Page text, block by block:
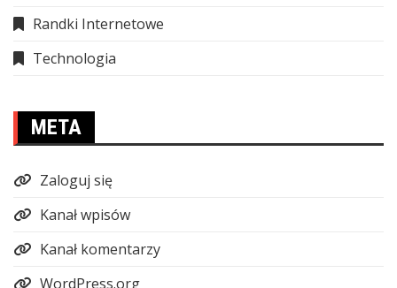
Randki Internetowe
Technologia
META
Zaloguj się
Kanał wpisów
Kanał komentarzy
WordPress.org